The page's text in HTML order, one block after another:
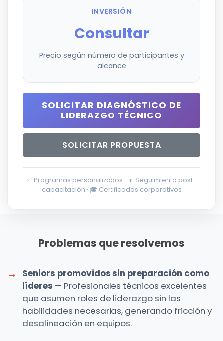
INVERSIÓN
Consultar
Precio según número de participantes y
alcance
SOLICITAR DIAGNÓSTICO DE
LIDERAZGO TÉCNICO
SOLICITAR PROPUESTA
✅ Programas personalizados · 📊 Seguimiento post-
capacitación · 🎓 Certificados corporativos
Problemas que resolvemos
Seniors promovidos sin preparación como
líderes — Profesionales técnicos excelentes
que asumen roles de liderazgo sin las
habilidades necesarias, generando fricción y
desalineación en equipos.